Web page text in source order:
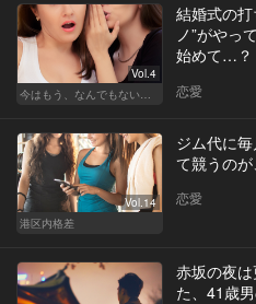
Vol.4
結婚式の
ノ”がやっ
始めて…？
恋愛
Vol.14
港区内格差
ジム代に
て競うの
恋愛
赤坂の夜
た、41歳